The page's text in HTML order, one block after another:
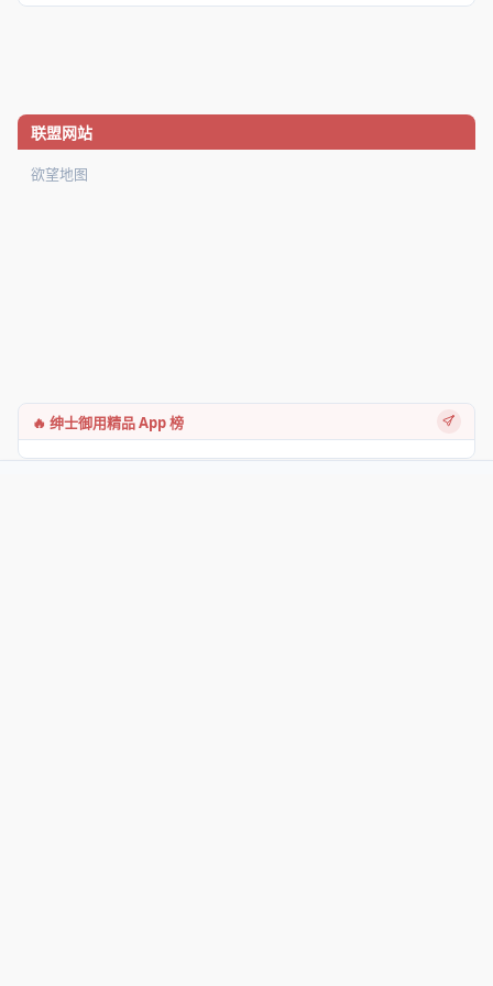
联盟网站
欲望地图
🔥 绅士御用精品 App 榜